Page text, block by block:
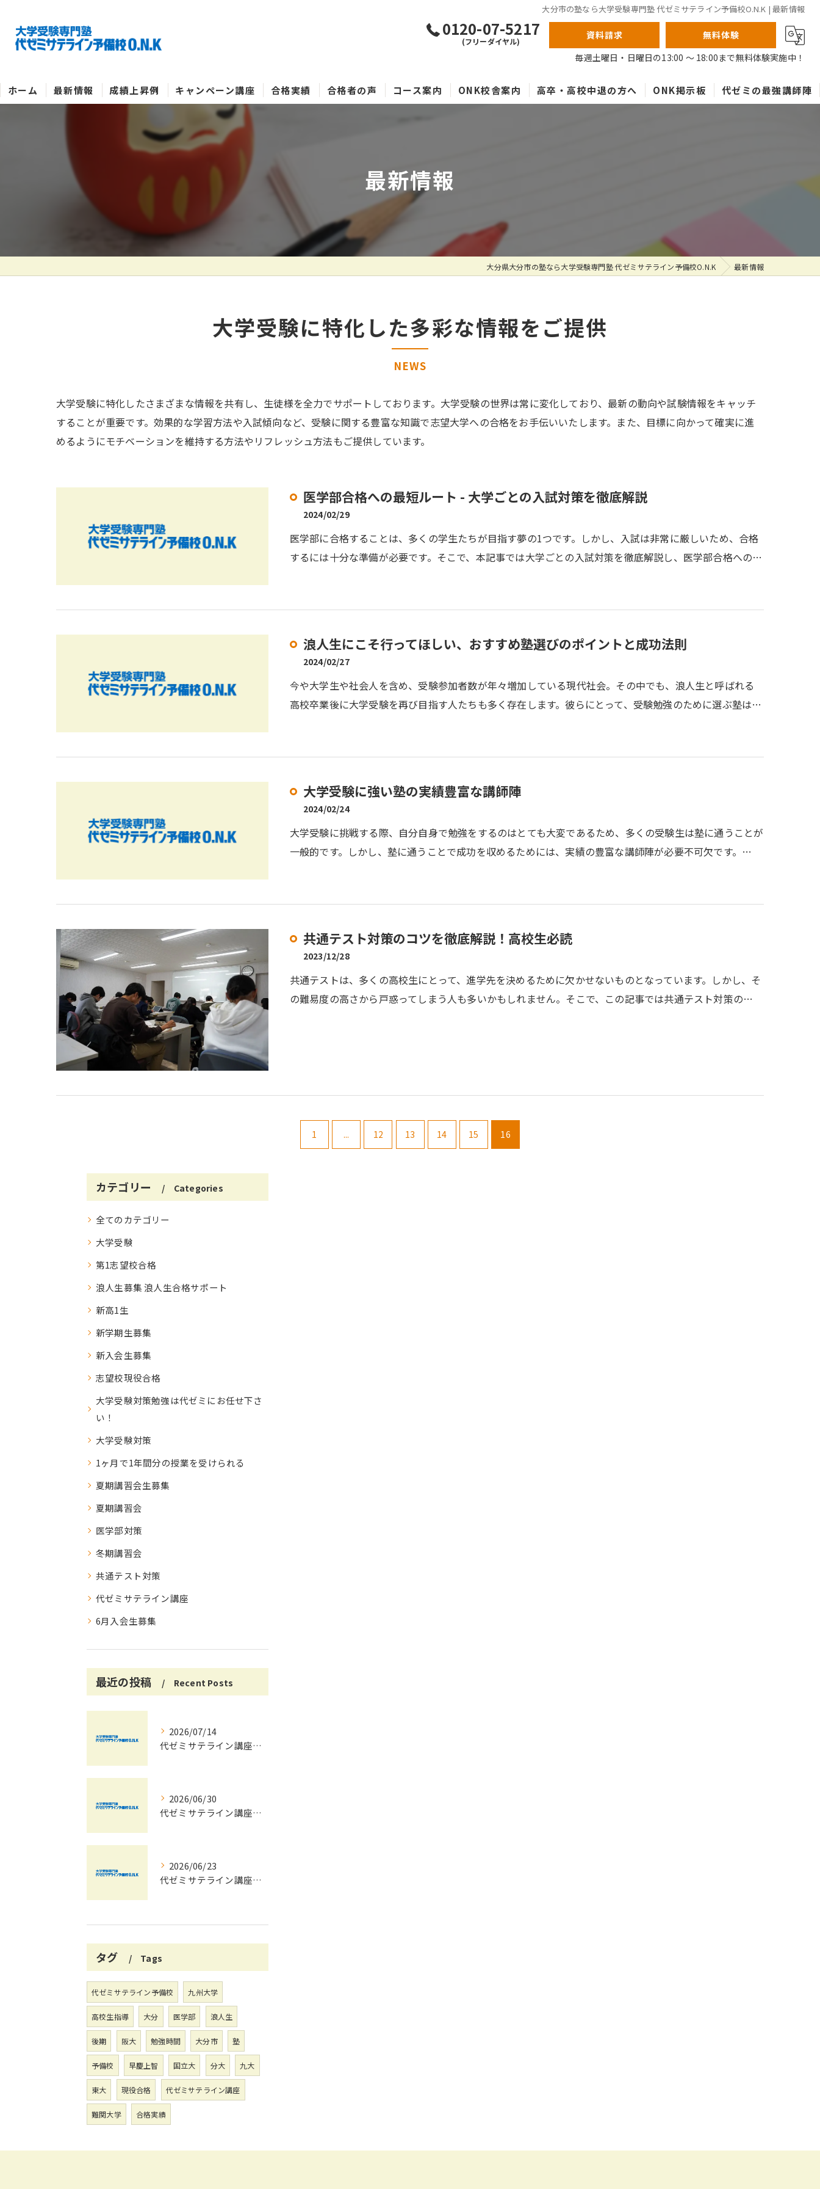
大分市の塾なら大学受験専門塾 代ゼミサテライン予備校O.N.K | 最新情報
0120-07-5217
(フリーダイヤル)
資料請求
無料体験
毎週土曜日・日曜日の13:00 ～ 18:00まで無料体験実施中！
ホーム 最新情報 成績上昇例 キャンペーン講座 合格実績 合格者の声 コース案内 ONK校舎案内 高卒・高校中退の方へ ONK掲示板 代ゼミの最強講師陣
最新情報
大分県大分市の塾なら大学受験専門塾 代ゼミサテライン予備校O.N.K 最新情報
大学受験に特化した多彩な情報をご提供
NEWS
大学受験に特化したさまざまな情報を共有し、生徒様を全力でサポートしております。大学受験の世界は常に変化しており、最新の動向や試験情報をキャッチ
することが重要です。効果的な学習方法や入試傾向など、受験に関する豊富な知識で志望大学への合格をお手伝いいたします。また、目標に向かって確実に進
めるようにモチベーションを維持する方法やリフレッシュ方法もご提供しています。
医学部合格への最短ルート - 大学ごとの入試対策を徹底解説
2024/02/29
医学部に合格することは、多くの学生たちが目指す夢の1つです。しかし、入試は非常に厳しいため、合格
するには十分な準備が必要です。そこで、本記事では大学ごとの入試対策を徹底解説し、医学部合格への…
浪人生にこそ行ってほしい、おすすめ塾選びのポイントと成功法則
2024/02/27
今や大学生や社会人を含め、受験参加者数が年々増加している現代社会。その中でも、浪人生と呼ばれる
高校卒業後に大学受験を再び目指す人たちも多く存在します。彼らにとって、受験勉強のために選ぶ塾は…
大学受験に強い塾の実績豊富な講師陣
2024/02/24
大学受験に挑戦する際、自分自身で勉強をするのはとても大変であるため、多くの受験生は塾に通うことが
一般的です。しかし、塾に通うことで成功を収めるためには、実績の豊富な講師陣が必要不可欠です。…
共通テスト対策のコツを徹底解説！高校生必読
2023/12/28
共通テストは、多くの高校生にとって、進学先を決めるために欠かせないものとなっています。しかし、そ
の難易度の高さから戸惑ってしまう人も多いかもしれません。そこで、この記事では共通テスト対策の…
1 ... 12 13 14 15 16
カテゴリー Categories
全てのカテゴリー
大学受験
第1志望校合格
浪人生募集 浪人生合格サポート
新高1生
新学期生募集
新入会生募集
志望校現役合格
大学受験対策勉強は代ゼミにお任せ下さ
い！
大学受験対策
1ヶ月で1年間分の授業を受けられる
夏期講習会生募集
夏期講習会
医学部対策
冬期講習会
共通テスト対策
代ゼミサテライン講座
6月入会生募集
最近の投稿 Recent Posts
2026/07/14
代ゼミサテライン講座で夏期講習会を自宅受講し大学受験対策を効率化する方法
2026/06/30
代ゼミサテライン講座夏期講習会で苦手科目を短期間に得意科目へ導く学習戦略
2026/06/23
代ゼミサテライン講座を活用した夏期講習会で共通テストの最新傾向と対策を徹底攻略する方法
タグ Tags
代ゼミサテライン予備校 九州大学
高校生指導 大分 医学部 浪人生
後期 阪大 勉強時間 大分市 塾
予備校 早慶上智 国立大 分大 九大
東大 現役合格 代ゼミサテライン講座
難関大学 合格実績